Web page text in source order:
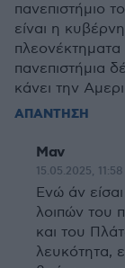
πανεπιστήμιο
είναι η
πανεπιστήμια
κάνει την
ΑΠΑΝΤΗΣΗ
Μαν
15.05.2025, 11:58
Ενώ άν
λοιπών του
και του
λευκότητα,